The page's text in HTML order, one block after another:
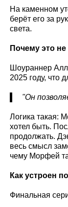
На каменном
берёт его за
света.
Почему это
Шоураннер
2025 году, что
"Он
Логика такая:
хотел быть.
продолжать.
весь смысл
чему Морфей
Как устроен
Финальная